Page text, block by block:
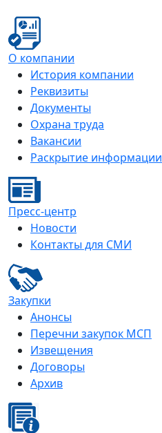
О компании
История компании
Реквизиты
Документы
Охрана труда
Вакансии
Раскрытие информации
Пресс-центр
Новости
Контакты для СМИ
Закупки
Анонсы
Перечни закупок МСП
Извещения
Договоры
Архив